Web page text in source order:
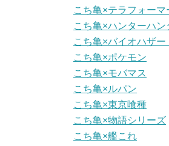
こち亀×テラフォーマ
こち亀×ハンターハン
こち亀×バイオハザー
こち亀×ポケモン
こち亀×モバマス
こち亀×ルパン
こち亀×東京喰種
こち亀×物語シリーズ
こち亀×艦これ